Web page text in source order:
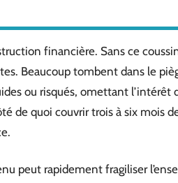
financière. Sans ce
Beaucoup tombent dans le
ou risqués, omettant l’intérêt
de quoi couvrir trois à six mois
peut rapidement fragiliser